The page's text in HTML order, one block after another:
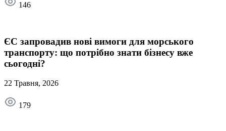
146
ЄС запровадив нові вимоги для морського
транспорту: що потрібно знати бізнесу вже
сьогодні?
22 Травня, 2026
179